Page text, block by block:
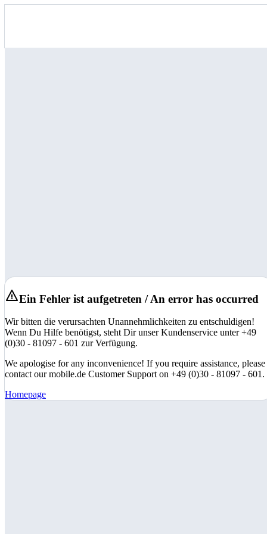
Ein Fehler ist aufgetreten / An error has occurred
Wir bitten die verursachten Unannehmlichkeiten zu entschuldigen!
Wenn Du Hilfe benötigst, steht Dir unser Kundenservice unter +49
(0)30 - 81097 - 601 zur Verfügung.
We apologise for any inconvenience! If you require assistance, please
contact our mobile.de Customer Support on +49 (0)30 - 81097 - 601.
Homepage